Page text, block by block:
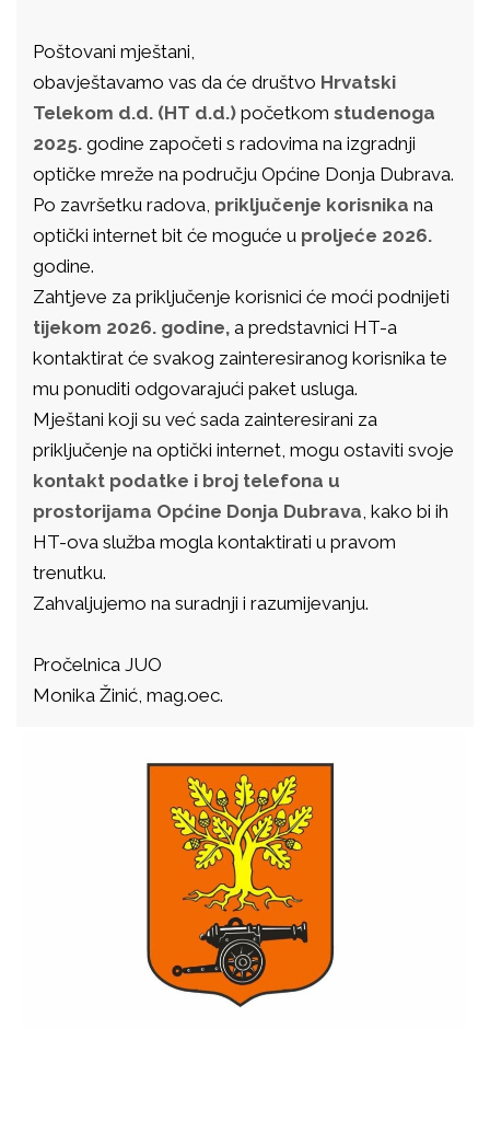
Poštovani mještani,
obavještavamo vas da će društvo Hrvatski
Telekom d.d. (HT d.d.) početkom studenoga
2025. godine započeti s radovima na izgradnji
optičke mreže na području Općine Donja Dubrava.
Po završetku radova, priključenje korisnika na
optički internet bit će moguće u proljeće 2026.
godine.
Zahtjeve za priključenje korisnici će moći podnijeti
tijekom 2026. godine, a predstavnici HT-a
kontaktirat će svakog zainteresiranog korisnika te
mu ponuditi odgovarajući paket usluga.
Mještani koji su već sada zainteresirani za
priključenje na optički internet, mogu ostaviti svoje
kontakt podatke i broj telefona u
prostorijama Općine Donja Dubrava, kako bi ih
HT-ova služba mogla kontaktirati u pravom
trenutku.
Zahvaljujemo na suradnji i razumijevanju.
Pročelnica JUO
Monika Žinić, mag.oec.